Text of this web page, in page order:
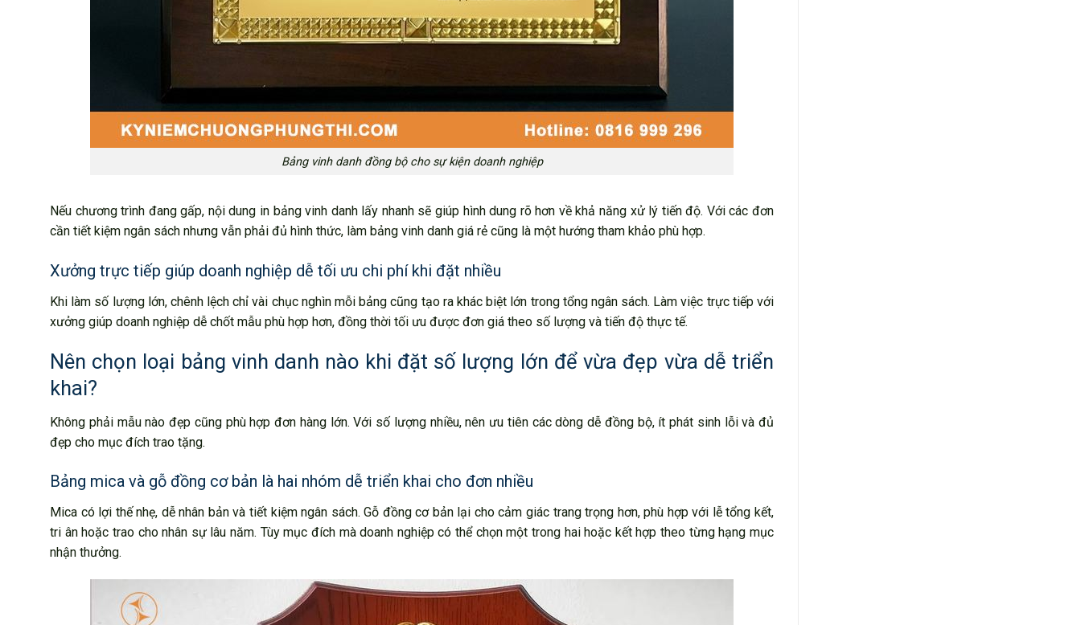
Bảng vinh danh đồng bộ cho sự kiện doanh nghiệp
Nếu chương trình đang gấp, nội dung in bảng vinh danh lấy nhanh sẽ giúp hình dung rõ hơn về khả năng xử lý tiến độ. Với các đơn
cần tiết kiệm ngân sách nhưng vẫn phải đủ hình thức, làm bảng vinh danh giá rẻ cũng là một hướng tham khảo phù hợp.
Xưởng trực tiếp giúp doanh nghiệp dễ tối ưu chi phí khi đặt nhiều
Khi làm số lượng lớn, chênh lệch chỉ vài chục nghìn mỗi bảng cũng tạo ra khác biệt lớn trong tổng ngân sách. Làm việc trực tiếp với
xưởng giúp doanh nghiệp dễ chốt mẫu phù hợp hơn, đồng thời tối ưu được đơn giá theo số lượng và tiến độ thực tế.
Nên chọn loại bảng vinh danh nào khi đặt số lượng lớn để vừa đẹp vừa dễ triển
khai?
Không phải mẫu nào đẹp cũng phù hợp đơn hàng lớn. Với số lượng nhiều, nên ưu tiên các dòng dễ đồng bộ, ít phát sinh lỗi và đủ
đẹp cho mục đích trao tặng.
Bảng mica và gỗ đồng cơ bản là hai nhóm dễ triển khai cho đơn nhiều
Mica có lợi thế nhẹ, dễ nhân bản và tiết kiệm ngân sách. Gỗ đồng cơ bản lại cho cảm giác trang trọng hơn, phù hợp với lễ tổng kết,
tri ân hoặc trao cho nhân sự lâu năm. Tùy mục đích mà doanh nghiệp có thể chọn một trong hai hoặc kết hợp theo từng hạng mục
nhận thưởng.